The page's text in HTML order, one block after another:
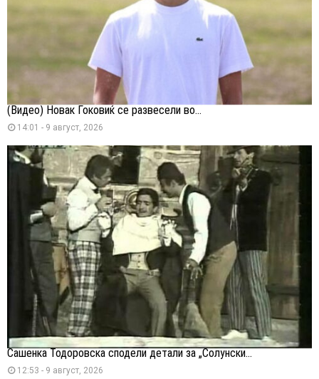
(Видео) Новак Ѓоковиќ се развесели во...
14:01 - 9 август, 2026
Сашенка Тодоровска сподели детали за „Солунски...
12:53 - 9 август, 2026